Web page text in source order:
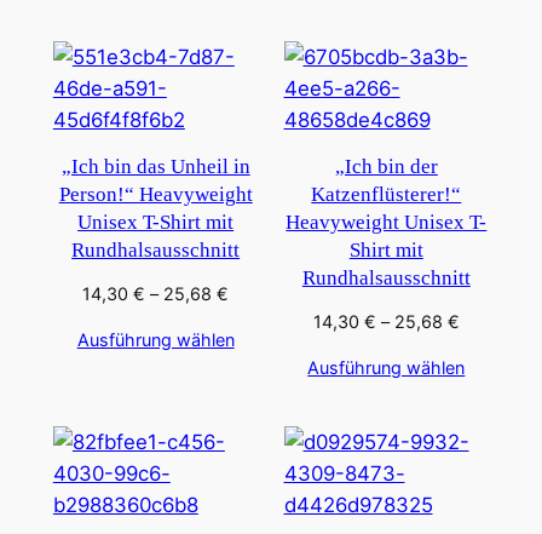
„Ich bin das Unheil in
Person!“ Heavyweight
Unisex T-Shirt mit
Rundhalsausschnitt
14,30€ – 25,68€ Preisspanne:
bis
Ausführung wählen
„Ich bin der
Katzenflüsterer!“
Heavyweight Unisex T-
Shirt mit
Rundhalsausschnitt
14,30 € – 25,68 €
bis
Ausführung wählen